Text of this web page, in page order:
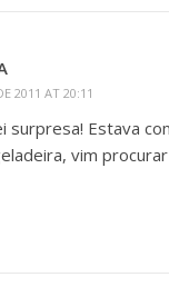
2011 AT 20:11
surpresa! Estava
vim